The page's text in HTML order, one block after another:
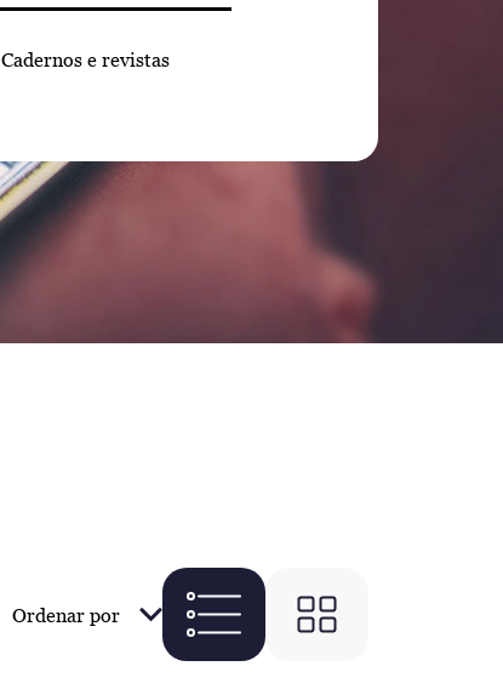
Cadernos e revistas
Ordenar por